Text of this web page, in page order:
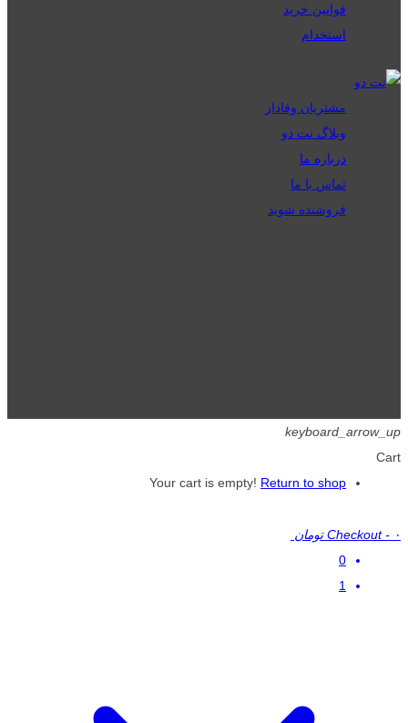
قوانین خرید
استخدام
مشتریان وفادار
وبلاگ نت دو
درباره ما
تماس با ما
فروشنده شوید
keyboard_arrow_up
Cart
Your cart is empty! Return to shop
Checkout - ۰ تومان
0
1